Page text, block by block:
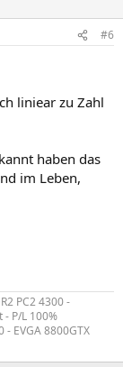
#6
liniear zu Zahl
haben das
im Leben,
PC2 4300 -
- P/L 100%
- EVGA 8800GTX